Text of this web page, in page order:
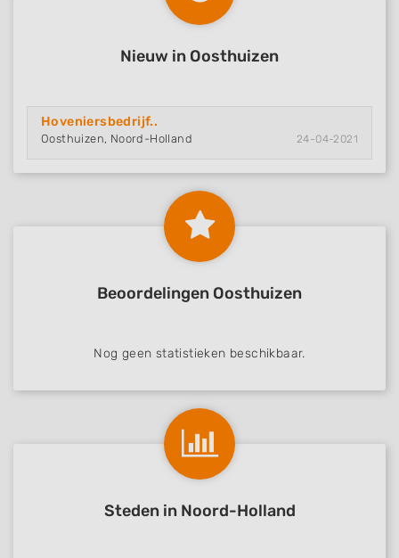
Nieuw in Oosthuizen
Hoveniersbedrijf..
Oosthuizen, Noord-Holland 24-04-2021
Beoordelingen Oosthuizen
Nog geen statistieken beschikbaar.
Steden in Noord-Holland